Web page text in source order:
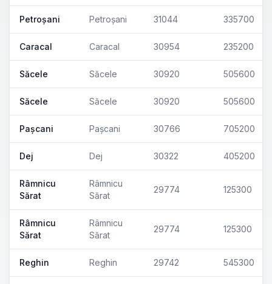
Petroșani Petroșani 31044 335700
Caracal Caracal 30954 235200
Săcele Săcele 30920 505600
Săcele Săcele 30920 505600
Pașcani Pașcani 30766 705200
Dej Dej 30322 405200
Râmnicu
Sărat
Râmnicu
Sărat
29774 125300
Râmnicu
Sărat
Râmnicu
Sărat
29774 125300
Reghin Reghin 29742 545300